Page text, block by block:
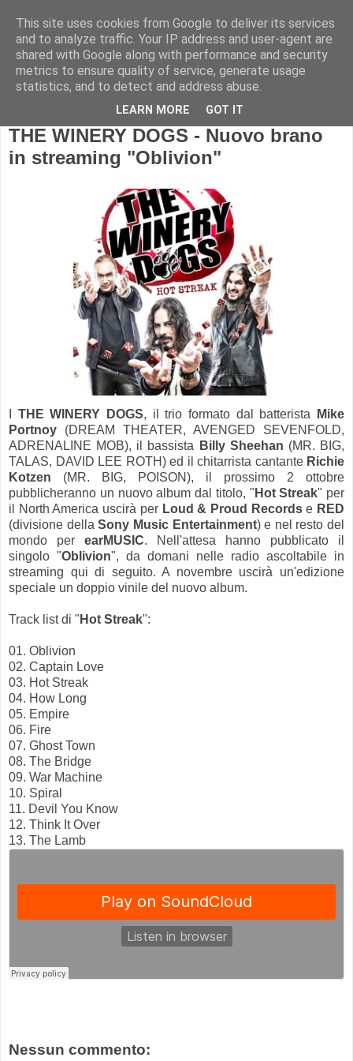
THE WINERY DOGS - Nuovo brano
in streaming "Oblivion"
THE WINERY DOGS, il trio formato dal batterista
Mike
Portnoy (DREAM THEATER, AVENGED SEVENFOLD,
ADRENALINE MOB), il bassista
Billy Sheehan (MR. BIG,
TALAS, DAVID LEE ROTH) ed il chitarrista cantante Richie
Kotzen (MR. BIG, POISON), il prossimo 2 ottobre
pubblicheranno un nuovo album dal titolo, " Hot Streak" per
il North America uscirà per Loud & Proud Recordse RED
(divisione dellaSony Music Entertainment) e nel resto del
mondo per earMUSIC. Nell'attesa hanno pubblicato il
singolo "Oblivion", da domani nelle radio ascoltabile in
streaming qui di seguito. A novembre uscirà un'edizione
speciale un doppio vinile del nuovo album.
Track list di " Hot Streak":
01. Oblivion
02. Captain Love
03. Hot Streak
04. How Long
05. Empire
06. Fire
07. Ghost Town
08. The Bridge
09. War Machine
10. Spiral
11. Devil You Know
12. Think It Over
13. The Lamb
Nessun commento:
This site uses cookies from Google to deliver its services
and to analyze traffic. Your IP address and user-agent are
shared with Google along with performance and security
metrics to ensure quality of service, generate usage
statistics, and to detect and address abuse.
LEARN MORE GOT IT